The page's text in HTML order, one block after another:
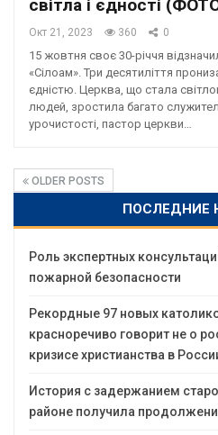
світла і єдності
Окт 21, 2023 360 0
15 жовтня своє 30-річчя
«Сілоам». Три десятиліття
єдністю. Церква, що стала
людей, зростила багато
урочистості, пастор церкви…
OLDER POSTS
ПОСЛЕДНИЕ
Роль экспертных
пожарной безопасности
Рекордные 97 новых
красноречиво говорит не о
кризисе христианства в
История с задержанием
районе получила